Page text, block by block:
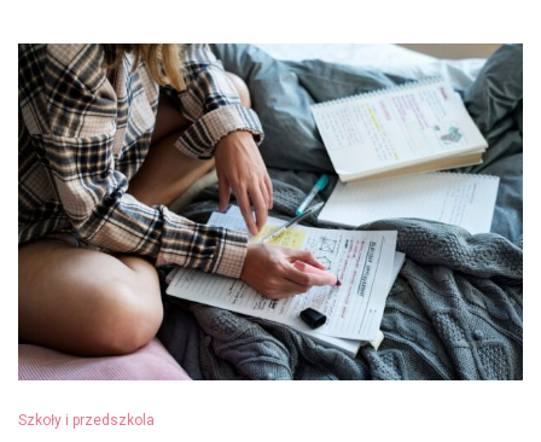
Szkoły i przedszkola